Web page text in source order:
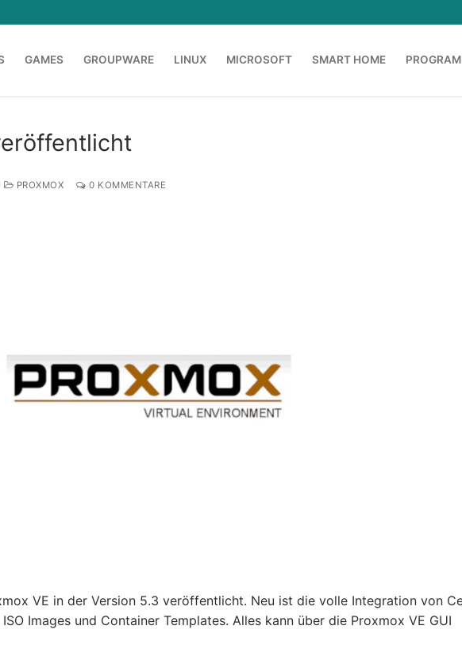
GAMES GROUPWARE LINUX MICROSOFT SMART HOME
PROXMOX 0 KOMMENTARE
VE in der Version 5.3 veröffentlicht. Neu ist die volle Integration von
Images und Container Templates. Alles kann über die Proxmox VE GUI